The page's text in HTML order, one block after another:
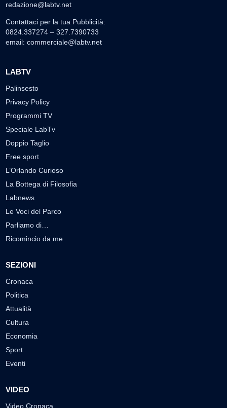
redazione@labtv.net
Contattaci per la tua Pubblicità:
0824.337274 – 327.7390733
email: commerciale@labtv.net
LABTV
Palinsesto
Privacy Policy
Programmi TV
Speciale LabTv
Doppio Taglio
Free sport
L’Orlando Curioso
La Bottega di Filosofia
Labnews
Le Voci del Parco
Parliamo di…
Ricomincio da me
SEZIONI
Cronaca
Politica
Attualità
Cultura
Economia
Sport
Eventi
VIDEO
Video Cronaca